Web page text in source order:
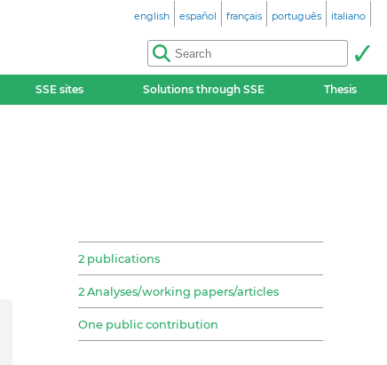
english español français português italiano
SSE sites Solutions through SSE Thesis
2 publications
2 Analyses/working papers/articles
One public contribution